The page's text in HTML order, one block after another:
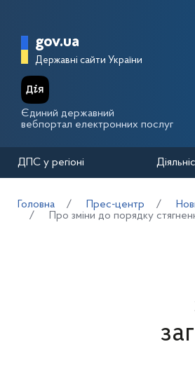
Головна
gov.ua
Державні сайти України
Єдиний державний
вебпортал електронних послуг
ДПС у регіоні
Головна Прес-центр
Про зміни до порядку